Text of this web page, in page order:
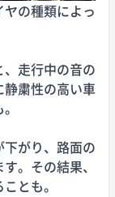
の種類によっ
走行中の音の
粛性の高い車
がり、路面の
。その結果、
とも。